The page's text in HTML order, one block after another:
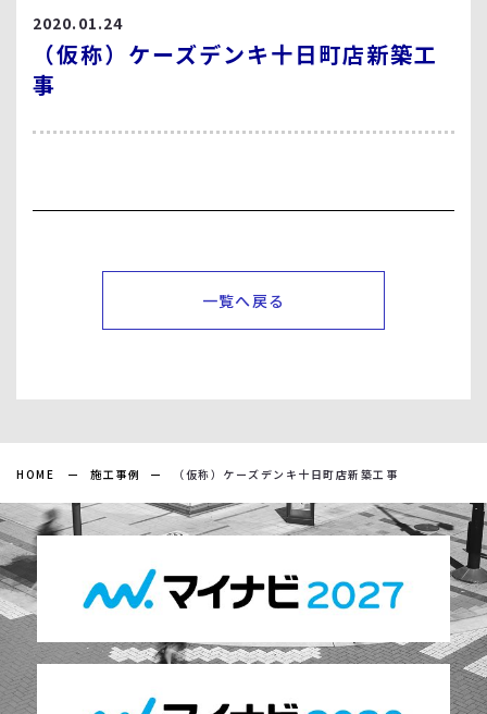
2020.01.24
（仮称）ケーズデンキ十日町店新築工
事
一覧へ戻る
HOME 施工事例 （仮称）ケーズデンキ十日町店新築工事